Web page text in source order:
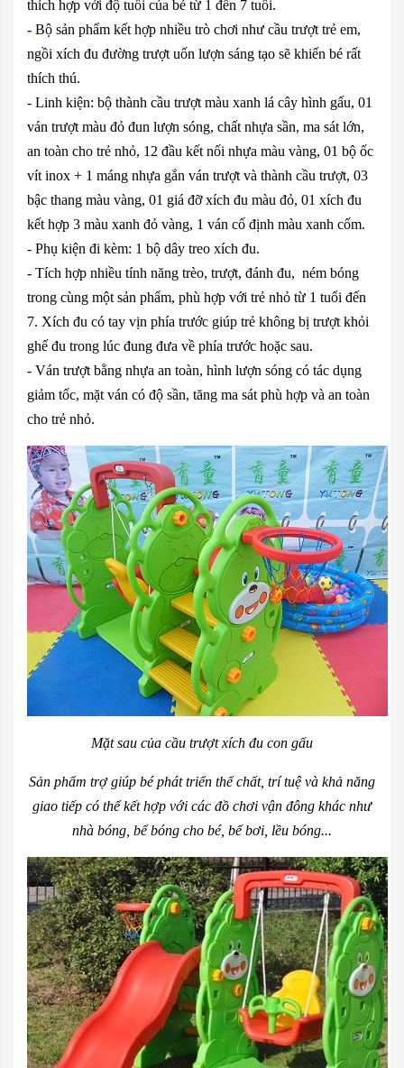
thích hợp với độ tuổi của bé từ 1 đến 7 tuổi.
- Bộ sản phẩm kết hợp nhiều trò chơi như cầu trượt trẻ em,
ngồi xích đu đường trượt uốn lượn sáng tạo sẽ khiến bé rất
thích thú.
- Linh kiện: bộ thành cầu trượt màu xanh lá cây hình gấu, 01
ván trượt màu đỏ đun lượn sóng, chất nhựa sần, ma sát lớn,
an toàn cho trẻ nhỏ, 12 đầu kết nối nhựa màu vàng, 01 bộ ốc
vít inox + 1 máng nhựa gắn ván trượt và thành cầu trượt, 03
bậc thang màu vàng, 01 giá đỡ xích đu màu đỏ, 01 xích đu
kết hợp 3 màu xanh đỏ vàng, 1 ván cố định màu xanh cốm.
- Phụ kiện đi kèm: 1 bộ dây treo xích đu.
- Tích hợp nhiều tính năng trèo, trượt, đánh đu, ném bóng
trong cùng một sản phẩm, phù hợp với trẻ nhỏ từ 1 tuổi đến
7. Xích đu có tay vịn phía trước giúp trẻ không bị trượt khỏi
ghế đu trong lúc đung đưa về phía trước hoặc sau.
- Ván trượt bằng nhựa an toàn, hình lượn sóng có tác dụng
giảm tốc, mặt ván có độ sần, tăng ma sát phù hợp và an toàn
cho trẻ nhỏ.
Mặt sau của cầu trượt xích đu con gấu
Sản phẩm trợ giúp bé phát triển thể chất, trí tuệ và khả năng
giao tiếp có thể kết hợp với các đồ chơi vận đông khác như
nhà bóng, bể bóng cho bé, bể bơi, lều bóng...